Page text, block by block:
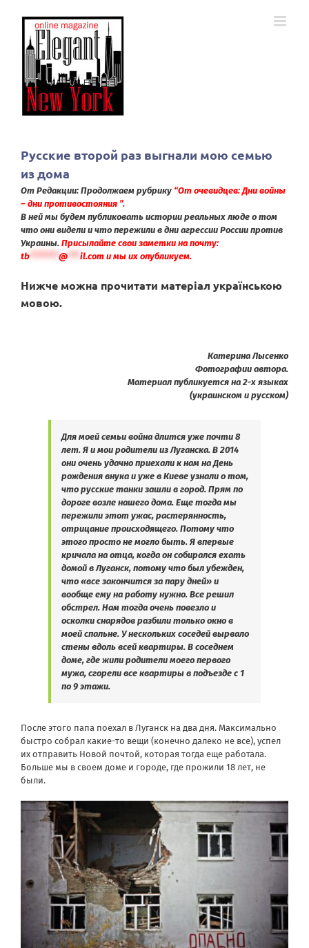
Русские второй раз выгнали мою семью
из дома
От Редакции: Продолжаем рубрику “От очевидцев: Дни войны
– дни противостояния ”.
В ней мы будем публиковать истории реальных люде о том
что они видели и что пережили в дни агрессии России против
Украины. Присылайте свои заметки на почту:
tb ******* @ *** il.com и мы их опубликуем.
Нижче можна прочитати матеріал українською
мовою.
Катерина Лысенко
Фотографии автора.
Материал публикуется на 2-х языках
(украинском и русском)
Для моей семьи война длится уже почти 8
лет. Я и мои родители из Луганска. В 2014
они очень удачно приехали к нам на День
рождения внука и уже в Киеве узнали о том,
что русские танки зашли в город. Прям по
дороге возле нашего дома. Еще тогда мы
пережили этот ужас, растерянность,
отрицание происходящего. Потому что
этого просто не могло быть. Я впервые
кричала на отца, когда он собирался ехать
домой в Луганск, потому что был убежден,
что «все закончится за пару дней» и
вообще ему на работу нужно. Все решил
обстрел. Нам тогда очень повезло и
осколки снарядов разбили только окно в
моей спальне. У нескольких соседей вырвало
стены вдоль всей квартиры. В соседнем
доме, где жили родители моего первого
мужа, сгорели все квартиры в подъезде с 1
по 9 этажи.
После этого папа поехал в Луганск на два дня. Максимально
быстро собрал какие-то вещи (конечно далеко не все), успел
их отправить Новой почтой, которая тогда еще работала.
Больше мы в своем доме и городе, где прожили 18 лет, не
были.